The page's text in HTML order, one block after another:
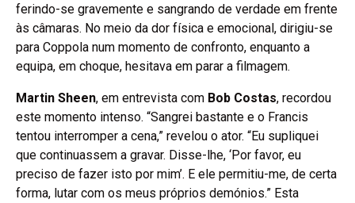
ferindo-se gravemente e sangrando de verdade em frente
às câmaras. No meio da dor física e emocional, dirigiu-se
para Coppola num momento de confronto, enquanto a
equipa, em choque, hesitava em parar a filmagem.
Martin Sheen, em entrevista com Bob Costas, recordou
este momento intenso. “Sangrei bastante e o Francis
tentou interromper a cena,” revelou o ator. “Eu supliquei
que continuassem a gravar. Disse-lhe, ‘Por favor, eu
preciso de fazer isto por mim’. E ele permitiu-me, de certa
forma, lutar com os meus próprios demónios.” Esta